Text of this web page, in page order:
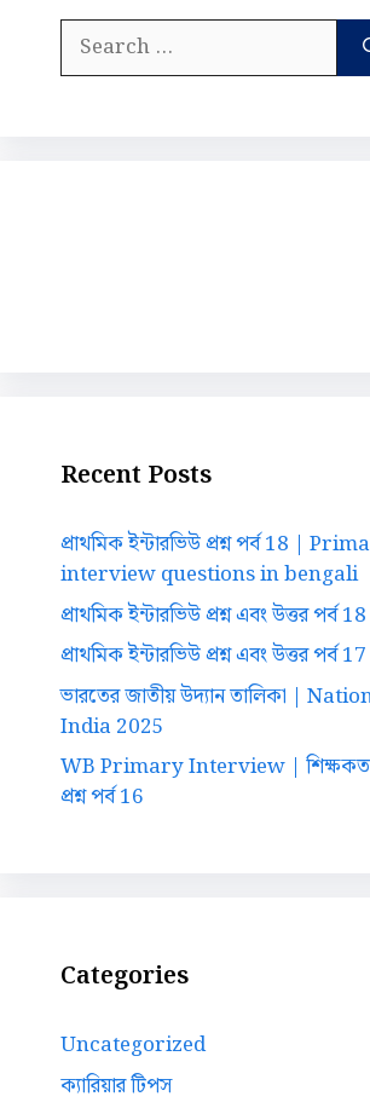
Search
for:
Recent Posts
প্রাথমিক ইন্টারভিউ প্রশ্ন পর্ব 18 |
interview questions in bengali
প্রাথমিক ইন্টারভিউ প্রশ্ন এবং উত্তর পর্ব 18
প্রাথমিক ইন্টারভিউ প্রশ্ন এবং উত্তর পর্ব 17
ভারতের জাতীয় উদ্যান তালিকা |
India 2025
WB Primary Interview |
প্রশ্ন পর্ব 16
Categories
Uncategorized
ক্যারিয়ার টিপস